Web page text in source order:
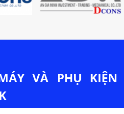
VÀ PHỤ KIỆN